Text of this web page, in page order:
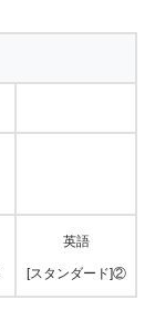
英語
[スタンダード]②